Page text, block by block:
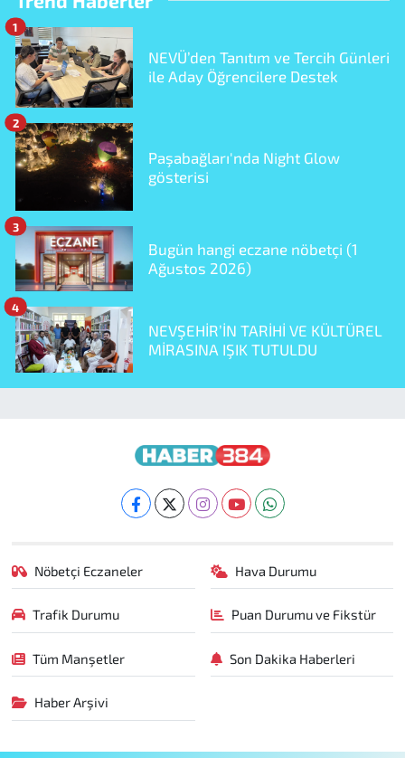
NEVÜ’den Tanıtım ve Tercih Günleri
ile Aday Öğrencilere Destek
1
Paşabağları'nda Night Glow
gösterisi
2
Bugün hangi eczane nöbetçi (1
Ağustos 2026)
3
NEVŞEHİR’İN TARİHİ VE KÜLTÜREL
MİRASINA IŞIK TUTULDU
4
Nöbetçi Eczaneler Hava Durumu
Trafik Durumu Puan Durumu ve Fikstür
Tüm Manşetler Son Dakika Haberleri
Haber Arşivi